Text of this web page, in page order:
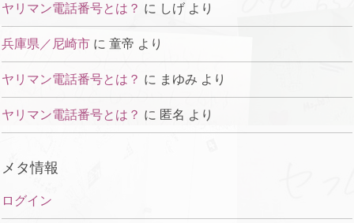
ヤリマン電話番号とは？ に しげ より
兵庫県／尼崎市 に 童帝 より
ヤリマン電話番号とは？ に まゆみ より
ヤリマン電話番号とは？ に 匿名 より
メタ情報
ログイン